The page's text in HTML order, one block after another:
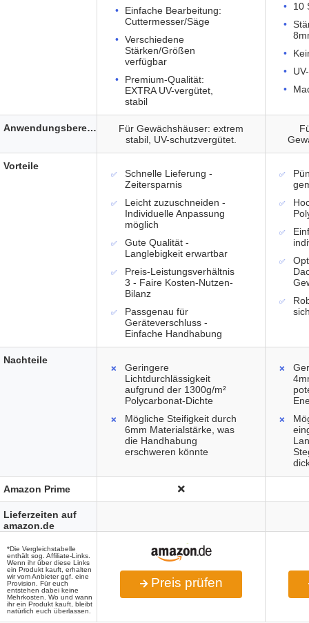
Einfache Bearbeitung:
Cuttermesser/Säge
Verschiedene
Stärken/Größen
verfügbar
Premium-Qualität:
EXTRA UV-vergütet,
stabil
10
Für Gewächshäuser: extrem
stabil, UV-schutzvergütet.
Schnelle Lieferung -
Zeitersparnis
Leicht zuzuschneiden -
Individuelle Anpassung
möglich
Gute Qualität -
Langlebigkeit erwartbar
Preis-Leistungsverhältnis
3 - Faire Kosten-Nutzen-
Bilanz
Passgenau für
Geräteverschluss -
Einfache Handhabung
Geringere
Lichtdurchlässigkeit
aufgrund der 1300g/m²
Polycarbonat-Dichte
Mögliche Steifigkeit durch
6mm Materialstärke, was
die Handhabung
erschweren könnte
Preis prüfen
Anwendungsbereich
Vorteile
Nachteile
Amazon Prime
Lieferzeiten auf
amazon.de
*Die Vergleichstabelle
enthält sog. Affiliate-Links.
Wenn ihr über diese Links
ein Produkt kauft, erhalten
wir vom Anbieter ggf. eine
Provision. Für euch
entstehen dabei keine
Mehrkosten. Wo und wann
ihr ein Produkt kauft, bleibt
natürlich euch überlassen.